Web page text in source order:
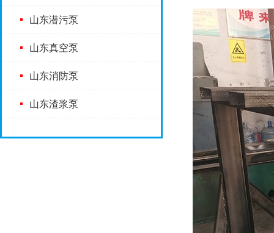
山东潜污泵
山东真空泵
山东消防泵
山东渣浆泵